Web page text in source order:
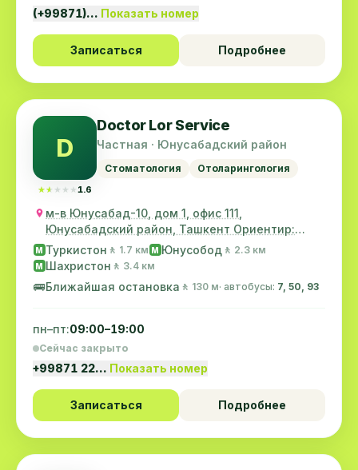
(+99871)… Показать номер
Записаться Подробнее
D
★★★★★
★★★★★1.6
Doctor Lor Service
Частная · Юнусабадский район
Стоматология Отоларингология
м-в Юнусабад-10, дом 1, офис 111,
Юнусабадский район, Ташкент Ориентир:
школа 265
M Туркистон 🚶 1.7 км M Юнусобод 🚶 2.3 км
M Шахристон 🚶 3.4 км
🚌Ближайшая остановка 🚶 130 м· автобусы: 7, 50, 93
пн–пт:09:00–19:00
Сейчас закрыто
+99871 22… Показать номер
Записаться Подробнее